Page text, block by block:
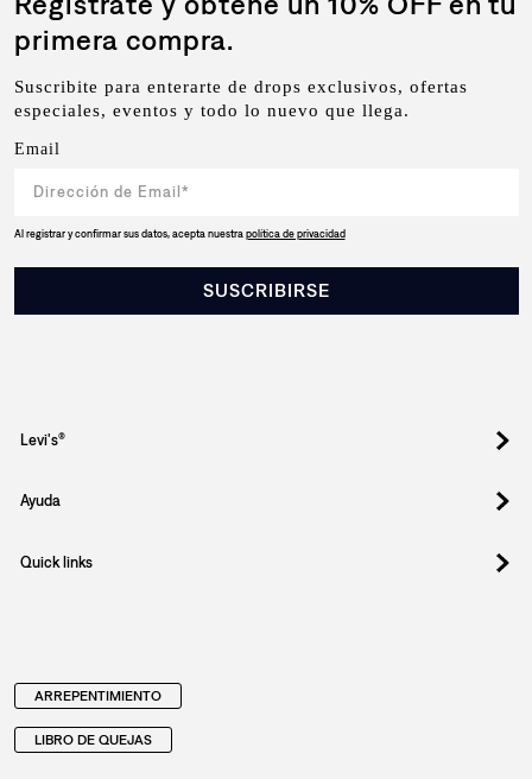
primera compra.
Suscribite para enterarte de drops exclusivos, ofertas
especiales, eventos y todo lo nuevo que llega.
Email
Al registrar y confirmar sus datos, acepta nuestrapolítica de privacidad
SUSCRIBIRSE
Levi's®
Ayuda
Quick links
ARREPENTIMIENTO
LIBRO DE QUEJAS